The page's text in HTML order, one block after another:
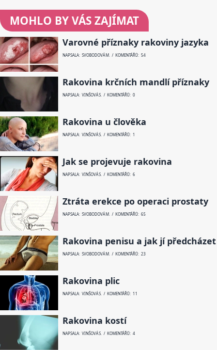
MOHLO BY VÁS ZAJÍMAT
Varovné příznaky rakoviny jazyka
NAPSALA: SVOBODOVÁ M. / KOMENTÁŘŮ: 54
Rakovina krčních mandlí příznaky
NAPSALA: VINŠOVÁ S. / KOMENTÁŘŮ: 0
Rakovina u člověka
NAPSALA: VINŠOVÁ S. / KOMENTÁŘŮ: 1
Jak se projevuje rakovina
NAPSALA: VINŠOVÁ S. / KOMENTÁŘŮ: 6
Ztráta erekce po operaci prostaty
NAPSALA: SVOBODOVÁ M. / KOMENTÁŘŮ: 65
Rakovina penisu a jak jí předcházet
NAPSALA: SVOBODOVÁ M. / KOMENTÁŘŮ: 23
Rakovina plic
NAPSALA: VINŠOVÁ S. / KOMENTÁŘŮ: 11
Rakovina kostí
NAPSALA: VINŠOVÁ S. / KOMENTÁŘŮ: 4